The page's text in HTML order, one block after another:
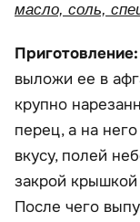
масло, соль,
Приготовление:
выложи ее в
крупно
перец, а на
вкусу, полей
закрой
После чего